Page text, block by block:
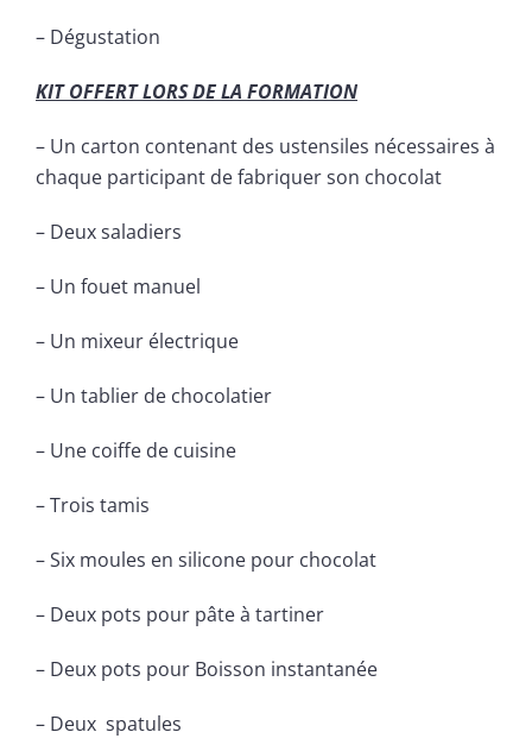
– Dégustation
KIT OFFERT LORS DE LA FORMATION
– Un carton contenant des ustensiles nécessaires à
chaque participant de fabriquer son chocolat
– Deux saladiers
– Un fouet manuel
– Un mixeur électrique
– Un tablier de chocolatier
– Une coiffe de cuisine
– Trois tamis
– Six moules en silicone pour chocolat
– Deux pots pour pâte à tartiner
– Deux pots pour Boisson instantanée
– Deux spatules